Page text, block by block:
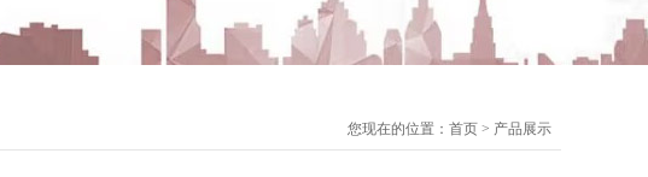
您现在的位置： 首页 > 产品展示